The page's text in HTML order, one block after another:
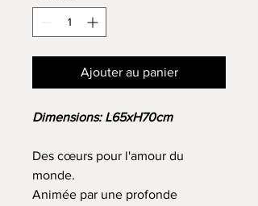
Ajouter au panier
Dimensions: L65xH70cm
Des cœurs pour l'amour du
monde.
Animée par une profonde